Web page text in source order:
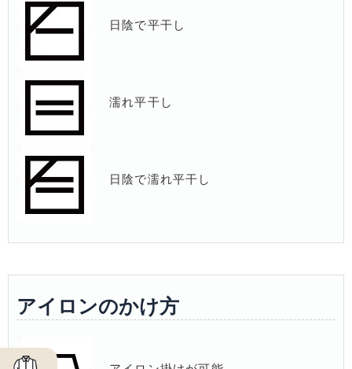
日陰で平干し
濡れ平干し
日陰で濡れ平干し
アイロンのかけ方